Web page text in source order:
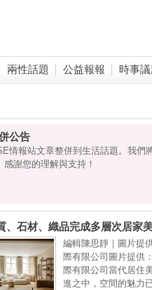
兩性話題 公益報報 時事
公告
情報站文章整併到生活話題。我們
謝您的理解與支持！
、石材、織品完成多層次居家
混搭高質感的空間靈魂
編輯陳思靜｜圖片提
際有限公司圖片提供
際有限公司當代居住
進之中，空間的魅力